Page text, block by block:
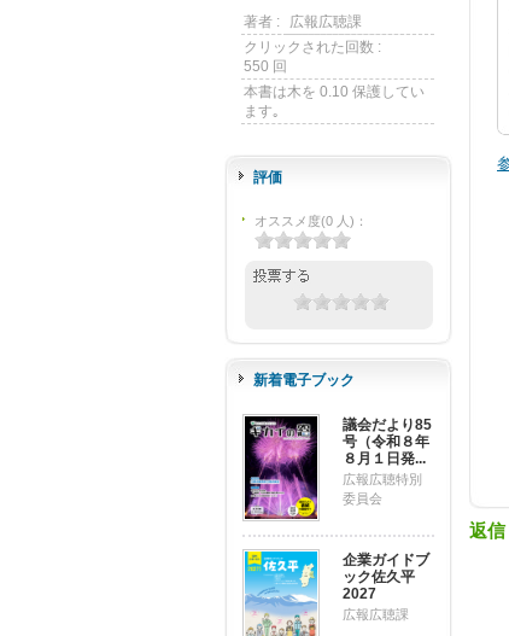
著者 :
広報広聴課
クリックされた回数 :
550 回
本書は木を 0.10 保護してい
ます｡
評価
オススメ度(0人) ：
新着電子ブック
議会だより85
号（令和８年
８月１日発...
広報広聴特別
委員会
企業ガイドブ
ック佐久平
2027
広報広聴課
返信